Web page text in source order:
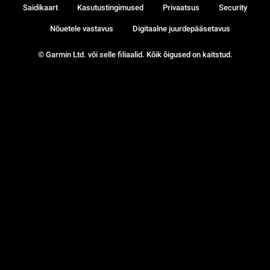
© Garmin Ltd. või selle filiaalid. Kõik õigused on kaitstud.
Saidikaart Kasutustingimused Privaatsus Security
Nõuetele vastavus Digitaalne juurdepääsetavus